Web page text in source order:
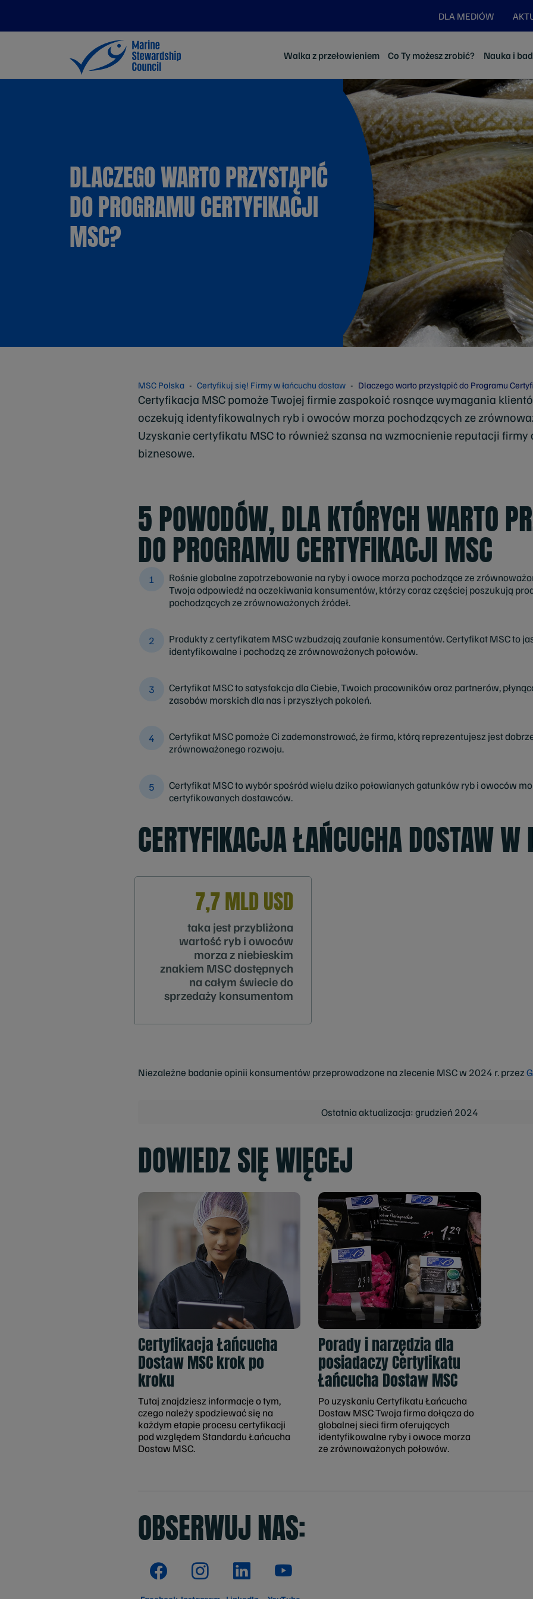
DLA MEDIÓW
Walka z przełowieniem Co Ty możesz zrobić? Nauka i
DLACZEGO WARTO PRZYSTĄPIĆ
DO PROGRAMU CERTYFIKACJI
MSC?
MSC Polska Certyfikuj się! Firmy w łańcuchu dostaw Dlaczego warto przystąpić do Programu
Certyfikacja MSC pomoże Twojej firmie zaspokoić rosnące wymagania
oczekują identyfikowalnych ryb i owoców morza pochodzących ze
Uzyskanie certyfikatu MSC to również szansa na wzmocnienie reputacji
biznesowe.
5 POWODÓW, DLA KTÓRYCH WARTO
DO PROGRAMU CERTYFIKACJI MSC
Rośnie globalne zapotrzebowanie na ryby i owoce morza pochodzące ze
Twoja odpowiedź na oczekiwania konsumentów, którzy coraz częściej poszukują
pochodzących ze zrównoważonych źródeł.
Produkty z certyfikatem MSC wzbudzają zaufanie konsumentów. Certyfikat MSC to
identyfikowalne i pochodzą ze zrównoważonych połowów.
Certyfikat MSC to satysfakcja dla Ciebie, Twoich pracowników oraz partnerów,
zasobów morskich dla nas i przyszłych pokoleń.
Certyfikat MSC pomoże Ci zademonstrować, że firma, którą reprezentujesz jest
zrównoważonego rozwoju.
Certyfikat MSC to wybór spośród wielu dziko poławianych gatunków ryb i owoców
certyfikowanych dostawców.
CERTYFIKACJA ŁAŃCUCHA DOSTAW W
7,7 MLD USD
taka jest przybliżona
wartość ryb i owoców
morza z niebieskim
znakiem MSC dostępnych
na całym świecie do
sprzedaży konsumentom
Niezależne badanie opinii konsumentów przeprowadzone na zlecenie MSC w 2024 r. przez
Ostatnia aktualizacja: grudzień 2024
DOWIEDZ SIĘ WIĘCEJ
Certyfikacja Łańcucha
Dostaw MSC krok po
kroku
Tutaj znajdziesz informacje o tym,
czego należy spodziewać się na
każdym etapie procesu certyfikacji
pod względem Standardu Łańcucha
Dostaw MSC.
Porady i narzędzia dla
posiadaczy Certyfikatu
Łańcucha Dostaw MSC
Po uzyskaniu Certyfikatu Łańcucha
Dostaw MSC Twoja firma dołącza do
globalnej sieci firm oferujących
identyfikowalne ryby i owoce morza
ze zrównoważonych połowów.
OBSERWUJ NAS: